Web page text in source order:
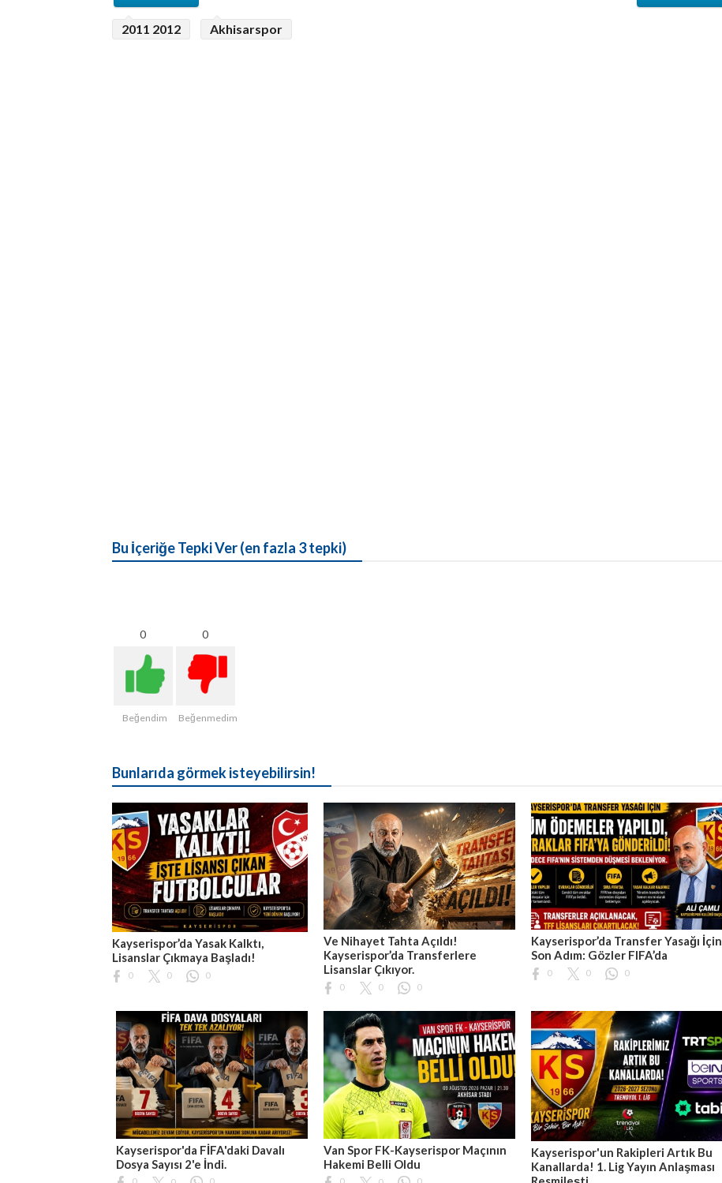
2011 2012 Akhisarspor
Bu İçeriğe Tepki Ver (en fazla 3 tepki)
0
Beğendim
0
Beğenmedim
Bunlarıda görmek isteyebilirsin!
Kayserispor’da Yasak Kalktı,
Lisanslar Çıkmaya Başladı!
0 0 0
Ve Nihayet Tahta Açıldı!
Kayserispor’da Transferlere
Lisanslar Çıkıyor.
0 0 0
Kayserispor’da Transfer Yasağı İçin
Son Adım: Gözler FIFA’da
0 0 0
Kayserispor'da FİFA'daki Davalı
Dosya Sayısı 2'e İndi.
Van Spor FK-Kayserispor Maçının
Hakemi Belli Oldu
Kayserispor'un Rakipleri Artık Bu
Kanallarda! 1. Lig Yayın Anlaşması